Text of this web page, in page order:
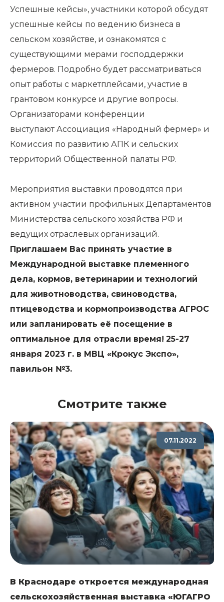
Успешные кейсы», участники которой обсудят
успешные кейсы по ведению бизнеса в
сельском хозяйстве, и ознакомятся с
существующими мерами господдержки
фермеров. Подробно будет рассматриваться
опыт работы с маркетплейсами, участие в
грантовом конкурсе и другие вопросы.
Организаторами конференции
выступают Ассоциация «Народный фермер» и
Комиссия по развитию АПК и сельских
территорий Общественной палаты РФ.
Мероприятия выставки проводятся при
активном участии профильных Департаментов
Министерства сельского хозяйства РФ и
ведущих отраслевых организаций.
Приглашаем Вас принять участие в
Международной выставке племенного
дела, кормов, ветеринарии и технологий
для животноводства, свиноводства,
птицеводства и кормопроизводства АГРОС
или запланировать её посещение в
оптимальное для отрасли время! 25-27
января 2023 г. в МВЦ «Крокус Экспо»,
павильон №3.
Смотрите также
07.11.2022
В Краснодаре откроется международная
сельскохозяйственная выставка «ЮГАГРО